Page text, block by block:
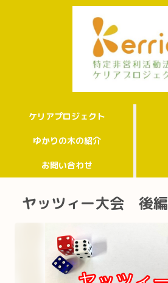
ケリアプロジェクト
ゆかりの木の紹介
お問い合わせ
ヤッツィー大会 後編